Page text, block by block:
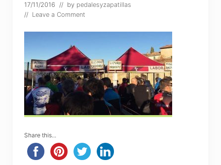
17/11/2016 // by pedalesyzapatillas
// Leave a Comment
Share this...